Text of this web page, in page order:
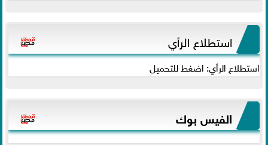
استطلاع الرأي
استطلاع الرأي: اضغط للتحميل
الفيس بوك